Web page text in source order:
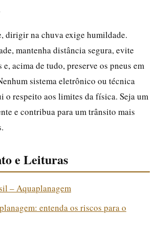
dirigir na chuva exige humildade.
mantenha distância segura, evite
e, acima de tudo, preserve os pneus em
sistema eletrônico ou técnica
o respeito aos limites da física. Seja um
e contribua para um trânsito mais
e Leituras
– Aquaplanagem
entenda os riscos para o